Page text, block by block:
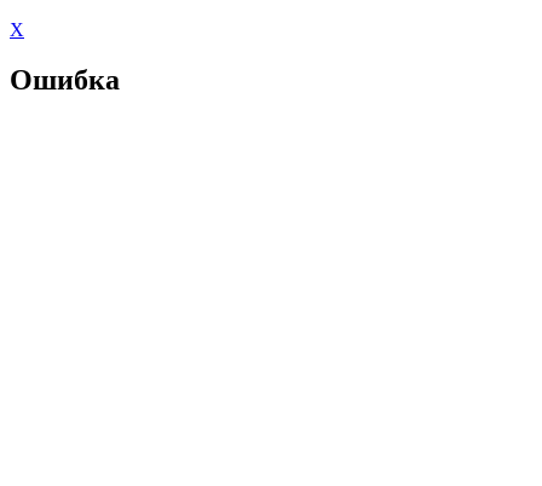
X
Ошибка